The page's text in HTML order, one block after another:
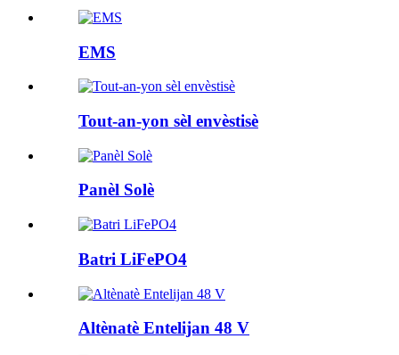
EMS
Tout-an-yon sèl envèstisè
Panèl Solè
Batri LiFePO4
Altènatè Entelijan 48 V